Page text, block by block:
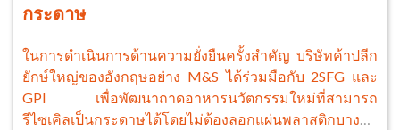
กระดาษ
ในการดำเนินการด้านความยั่งยืนครั้งสำคัญ บริษัทค้าปลีก
ยักษ์ใหญ่ของอังกฤษอย่าง M&S ได้ร่วมมือกับ 2SFG และ
GPI เพื่อพัฒนาถาดอาหารนวัตกรรมใหม่ที่สามารถ
รีไซเคิลเป็นกระดาษได้โดยไม่ต้องลอกแผ่นพลาสติกบางๆ